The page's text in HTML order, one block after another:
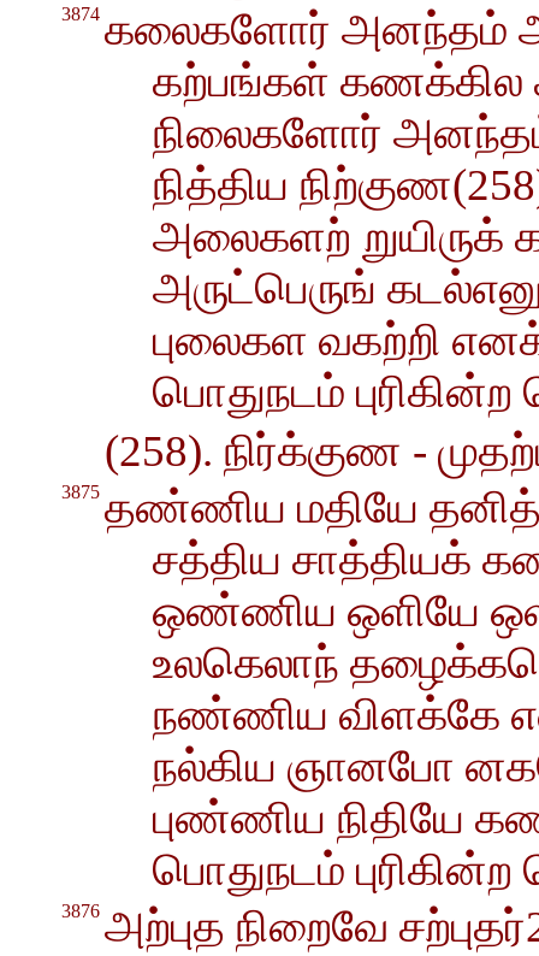
3874 கலைகளோர் அனந்தம்
கற்பங்கள் கணக்கில
நிலைகளோர் அனந்தம்
நித்திய
அலைகளற் றுயிருக்
அருட்பெருங்
புலைகள வகற்றி
பொதுநடம்
(258). நிர்க்குண -
3875 தண்ணிய மதியே
சத்திய சாத்தியக்
ஒண்ணிய ஒளியே
உலகெலாந்
நண்ணிய விளக்கே
நல்கிய ஞானபோ
புண்ணிய நிதியே
பொதுநடம்
3876 அற்புத நிறைவே